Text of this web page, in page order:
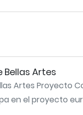
Artes
Artes Proyecto
en el proyecto